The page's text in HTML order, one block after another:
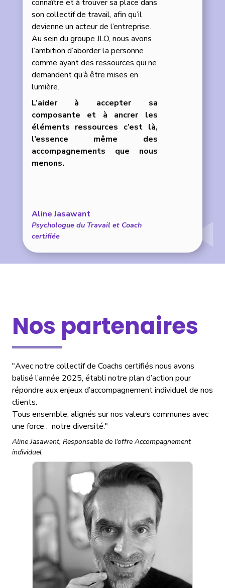
connaître et à trouver sa place dans
son collectif de travail, afin qu’il
devienne un acteur de l’entreprise.
Au sein du groupe JLO, nous avons
l’ambition d’aborder la personne
comme ayant des ressources qui ne
demandent qu’à être mises en
lumière.
L’aider à accepter sa
composante et à ancrer les
éléments ressources c’est là,
l’essence même des
accompagnements que nous
menons.
Aline Jasawant
Psychologue du Travail et Coach
certifiée
Nos partenaires
"Avec notre collectif de Coachs certifiés nous avons
balisé l’année 2025, établi notre plan d’action pour
répondre aux enjeux d’accompagnement individuel de nos
clients.
Tous ensemble, alignés sur nos valeurs communes avec
une force : notre diversité."
Aline Jasawant, Responsable de l'offre Accompagnement
individuel